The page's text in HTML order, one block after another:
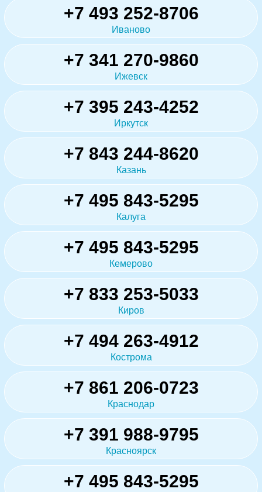
+7 493 252-8706
Иваново
+7 341 270-9860
Ижевск
+7 395 243-4252
Иркутск
+7 843 244-8620
Казань
+7 495 843-5295
Калуга
+7 495 843-5295
Кемерово
+7 833 253-5033
Киров
+7 494 263-4912
Кострома
+7 861 206-0723
Краснодар
+7 391 988-9795
Красноярск
+7 495 843-5295